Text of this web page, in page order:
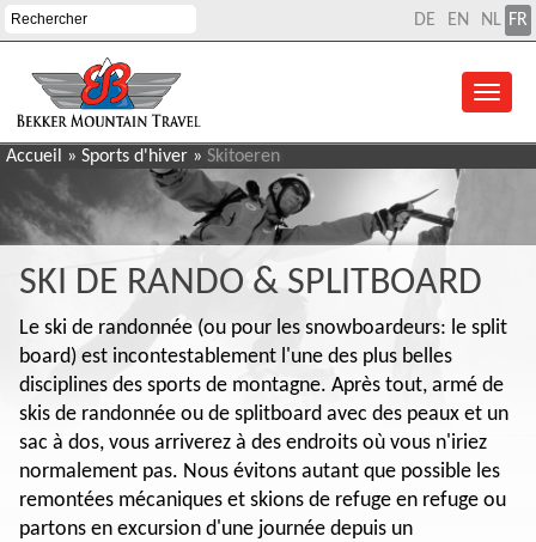
DE EN FR
NL
Accueil » Sports d'hiver » Skitoeren
SKI DE RANDO & SPLITBOARD
Le ski de randonnée (ou pour les snowboardeurs: le split
board) est incontestablement l'une des plus belles
disciplines des sports de montagne. Après tout, armé de
skis de randonnée ou de splitboard avec des peaux et un
sac à dos, vous arriverez à des endroits où vous n'iriez
normalement pas. Nous évitons autant que possible les
remontées mécaniques et skions de refuge en refuge ou
partons en excursion d'une journée depuis un